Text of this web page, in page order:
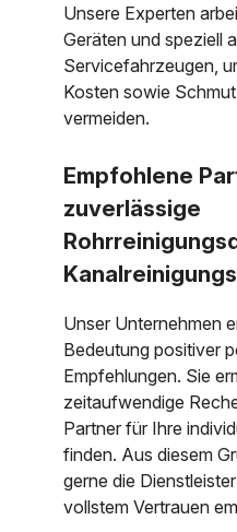
Unsere Experten
Geräten und speziell
Servicefahrzeugen,
Kosten sowie
vermeiden.
Empfohlene
zuverlässige
Unser Unternehmen
Bedeutung positiver
Empfehlungen. Sie
zeitaufwendige
Partner für Ihre
finden. Aus diesem
gerne die
vollstem Vertrauen